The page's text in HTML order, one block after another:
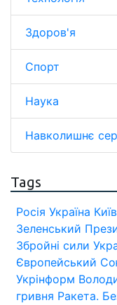
Здоров'я
Спорт
Наука
Навколишнє
Tags
Росія Україна Київ
Зеленський
Збройні сили
Європейський
Укрінформ
гривня Ракета.